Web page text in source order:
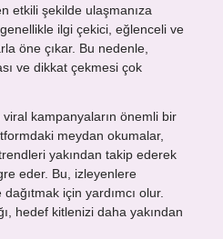
etkili şekilde ulaşmanıza
ilgi çekici, eğlenceli ve
öne çıkar. Bu nedenle,
ve dikkat çekmesi çok
kampanyaların önemli bir
meydan okumalar,
yakından takip ederek
eder. Bu, izleyenlere
için yardımcı olur.
hedef kitlenizi daha yakından